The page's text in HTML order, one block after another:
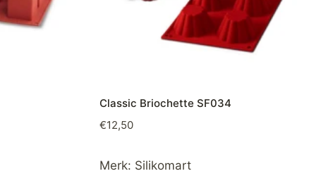
Classic Briochette SF034
€12,50
Merk: Silikomart